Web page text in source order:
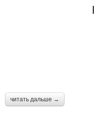
читать дальше →